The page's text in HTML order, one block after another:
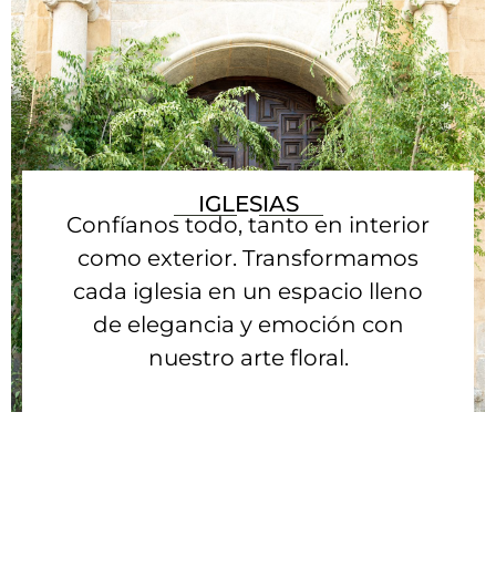
IGLESIAS
Confíanos todo, tanto en interior
como exterior. Transformamos
cada iglesia en un espacio lleno
de elegancia y emoción con
nuestro arte floral.